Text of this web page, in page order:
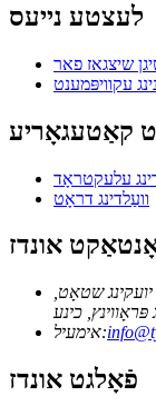
לעצטע נייעס
קאַטעגאָריע
עלעקטראָד
וועַלדינג דראָט
אונדז
פּלאַזאַ, יועקינג שטאָט,
כינע
אימעיל:
פֿאָלגט אונדז